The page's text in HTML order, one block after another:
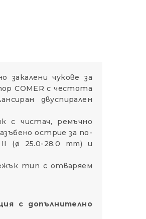
закалени чукове за
COMER с честота
двуспирален
с чистач, ремъчно
острие за по-
(ø 25.0-28.0 mm) и
тип с отваряем
с допълнително